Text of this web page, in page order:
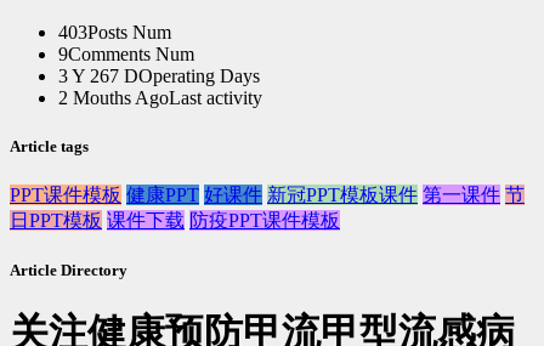
403Posts Num
9Comments Num
3 Y 267 DOperating Days
2 Mouths AgoLast activity
Article tags
PPT课件模板 健康PPT 好课件 新冠PPT模板课件 第一课件 节
日PPT模板 课件下载 防疫PPT课件模板
Article Directory
关注健康预防甲流甲型流感病